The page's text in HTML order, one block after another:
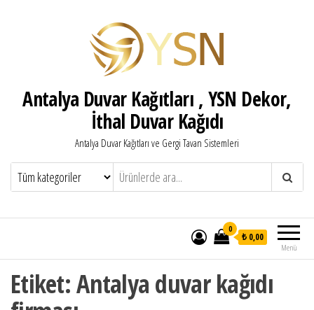
Antalya Duvar Kağıtları , YSN Dekor,
İthal Duvar Kağıdı
Antalya Duvar Kağıtları ve Gergi Tavan Sistemleri
Menü
0
₺ 0,00
Etiket:Antalya duvar kağıdı